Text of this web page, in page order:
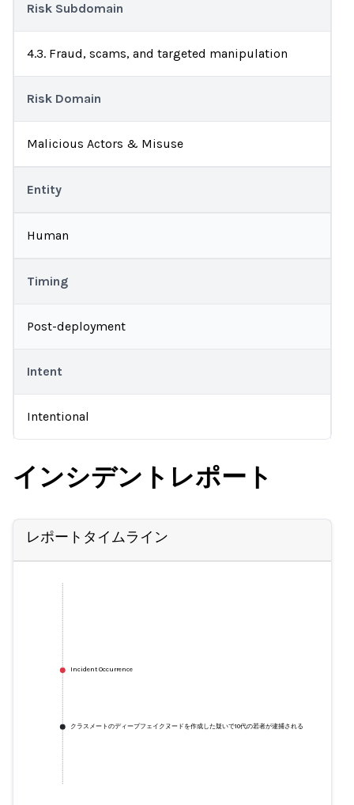
Risk Subdomain
4.3. Fraud, scams, and targeted manipulation
Risk Domain
Malicious Actors & Misuse
Entity
Human
Timing
Post-deployment
Intent
Intentional
インシデントレポート
レポートタイムライン
Incident Occurrence
クラスメートのディープフェイクヌードを作成した疑いで10代の若者が逮捕される